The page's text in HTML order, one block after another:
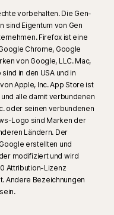
vorbehalten. Die Gen-
sind Eigentum von Gen
Firefox ist eine
Chrome, Google
von Google, LLC. Mac,
in den USA und in
Apple, Inc. App Store ist
alle damit verbundenen
oder seinen verbundenen
Logo sind Marken der
Ländern. Der
erstellten und
modifiziert und wird
Attribution-Lizenz
Andere Bezeichnungen